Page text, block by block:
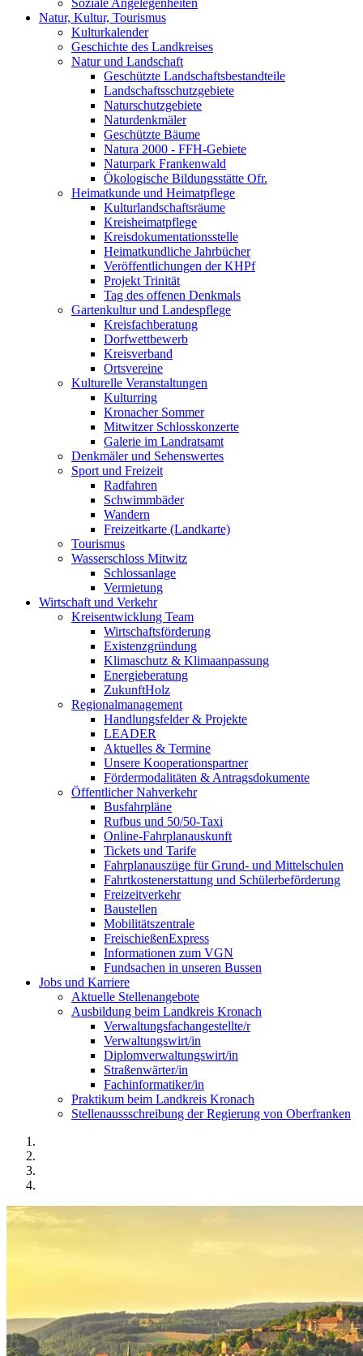
Soziale Angelegenheiten
Natur, Kultur, Tourismus
Kulturkalender
Geschichte des Landkreises
Natur und Landschaft
Geschützte Landschaftsbestandteile
Landschaftsschutzgebiete
Naturschutzgebiete
Naturdenkmäler
Geschützte Bäume
Natura 2000 - FFH-Gebiete
Naturpark Frankenwald
Ökologische Bildungsstätte Ofr.
Heimatkunde und Heimatpflege
Kulturlandschaftsräume
Kreisheimatpflege
Kreisdokumentationsstelle
Heimatkundliche Jahrbücher
Veröffentlichungen der KHPf
Projekt Trinität
Tag des offenen Denkmals
Gartenkultur und Landespflege
Kreisfachberatung
Dorfwettbewerb
Kreisverband
Ortsvereine
Kulturelle Veranstaltungen
Kulturring
Kronacher Sommer
Mitwitzer Schlosskonzerte
Galerie im Landratsamt
Denkmäler und Sehenswertes
Sport und Freizeit
Radfahren
Schwimmbäder
Wandern
Freizeitkarte (Landkarte)
Tourismus
Wasserschloss Mitwitz
Schlossanlage
Vermietung
Wirtschaft und Verkehr
Kreisentwicklung Team
Wirtschaftsförderung
Existenzgründung
Klimaschutz & Klimaanpassung
Energieberatung
ZukunftHolz
Regionalmanagement
Handlungsfelder & Projekte
LEADER
Aktuelles & Termine
Unsere Kooperationspartner
Fördermodalitäten & Antragsdokumente
Öffentlicher Nahverkehr
Busfahrpläne
Rufbus und 50/50-Taxi
Online-Fahrplanauskunft
Tickets und Tarife
Fahrplanauszüge für Grund- und Mittelschulen
Fahrtkostenerstattung und Schülerbeförderung
Freizeitverkehr
Baustellen
Mobilitätszentrale
FreischießenExpress
Informationen zum VGN
Fundsachen in unseren Bussen
Jobs und Karriere
Aktuelle Stellenangebote
Ausbildung beim Landkreis Kronach
Verwaltungsfachangestellte/r
Verwaltungswirt/in
Diplomverwaltungswirt/in
Straßenwärter/in
Fachinformatiker/in
Praktikum beim Landkreis Kronach
Stellenaussschreibung der Regierung von Oberfranken